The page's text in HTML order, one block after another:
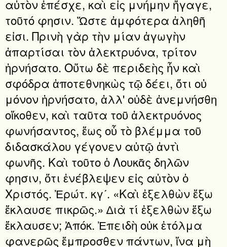
αὐτὸν ἐπέσχε, καὶ εἰς μνήμην ἤγαγε,
τοῦτό φησιν. Ὥστε ἀμφότερα ἀληθῆ
εἰσι. Πρινὴ γὰρ τὴν μίαν ἀγωγὴν
ἀπαρτίσαι τὸν ἀλεκτρυόνα, τρίτον
ἠρνήσατο. Οὕτω δὲ περιδεὴς ἦν καὶ
σφόδρα ἀποτεθνηκὼς τῷ δέει, ὅτι οὐ
μόνον ἠρνήσατο, ἀλλ' οὐδὲ ἀνεμνήσθη
οἴκοθεν, καὶ ταῦτα τοῦ ἀλεκτρυόνος
φωνήσαντος, ἕως οὗ τὸ βλέμμα τοῦ
διδασκάλου γέγονεν αὐτῷ ἀντὶ
φωνῆς. Καὶ τοῦτο ὁ Λουκᾶς δηλῶν
φησιν, ὅτι ἐνέβλεψεν εἰς αὐτὸν ὁ
Χριστός. Ἐρώτ. κγʹ. «Καὶ ἐξελθὼν ἔξω
ἔκλαυσε πικρῶς.» ∆ιὰ τί ἐξελθὼν ἔξω
ἔκλαυσεν; Ἀπόκ. Ἐπειδὴ οὐκ ἐτόλμα
φανερῶς ἔμπροσθεν πάντων, ἵνα μὴ